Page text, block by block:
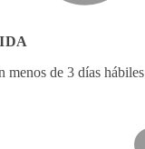
menos de 3 días hábiles